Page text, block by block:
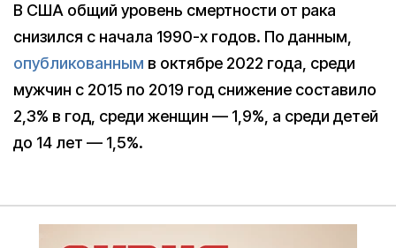
В США общий уровень смертности от рака
снизился с начала 1990-х годов. По данным,
опубликованным в октябре 2022 года, среди
мужчин с 2015 по 2019 год снижение составило
2,3% в год, среди женщин — 1,9%, а среди детей
до 14 лет — 1,5%.